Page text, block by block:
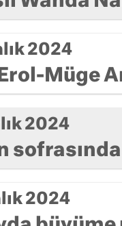
2024
Müge
2024
2024